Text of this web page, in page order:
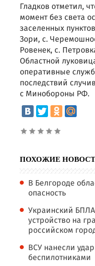
Гладков отметил,
момент без света
заселенных
Зори, с.
Ровенек, с.
Областной
оперативные
последствий
с Минобороны РФ.
ПОХОЖИЕ
В Белгороде
опасность
Украинский
устройство на
российском
ВСУ нанесли
беспилотниками